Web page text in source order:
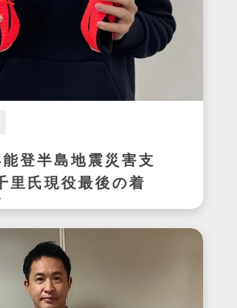
能登半島地震災害支
里氏現役最後の着
りスパイク